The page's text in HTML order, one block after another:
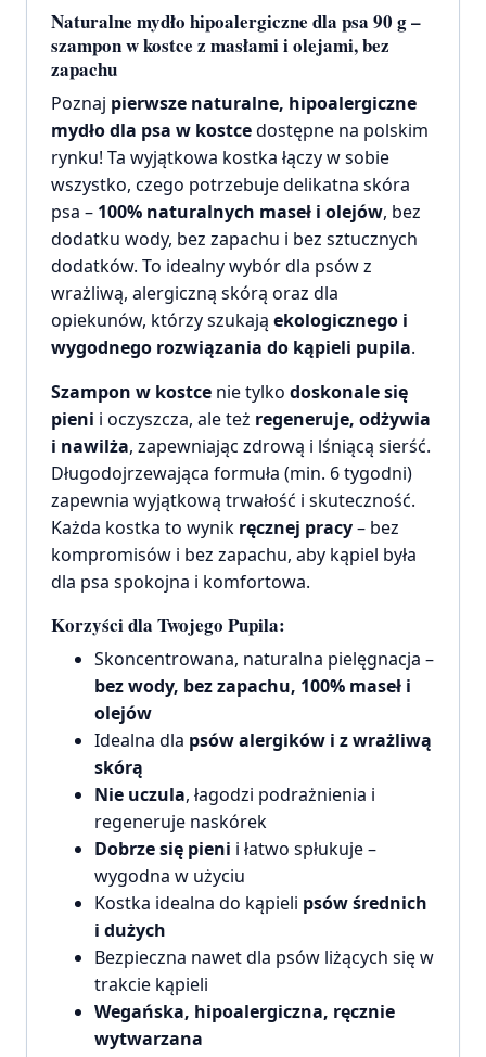
Naturalne mydło hipoalergiczne dla psa 90 g –
szampon w kostce z masłami i olejami, bez
zapachu
Poznaj pierwsze naturalne, hipoalergiczne
mydło dla psa w kostcedostępne na polskim
rynku! Ta wyjątkowa kostka łączy w sobie
wszystko, czego potrzebuje delikatna skóra
psa – 100% naturalnych maseł i olejów, bez
dodatku wody, bez zapachu i bez sztucznych
dodatków. To idealny wybór dla psów z
wrażliwą, alergiczną skórą oraz dla
opiekunów, którzy szukają ekologicznego i
wygodnego rozwiązania do kąpieli pupila.
Szampon w kostce nie tylko doskonale się
pieni i oczyszcza, ale też regeneruje, odżywia
i nawilża, zapewniając zdrową i lśniącą sierść.
Długodojrzewająca formuła (min. 6 tygodni)
zapewnia wyjątkową trwałość i skuteczność.
Każda kostka to wynik ręcznej pracy– bez
kompromisów i bez zapachu, aby kąpiel była
dla psa spokojna i komfortowa.
Korzyści dla Twojego Pupila:
Skoncentrowana, naturalna pielęgnacja –
bez wody, bez zapachu, 100% maseł i
olejów
Idealna dla psów alergików i z wrażliwą
skórą
Nie uczula, łagodzi podrażnienia i
regeneruje naskórek
Dobrze się pieni i łatwo spłukuje –
wygodna w użyciu
Kostka idealna do kąpieli psów średnich
i dużych
Bezpieczna nawet dla psów liżących się w
trakcie kąpieli
Wegańska, hipoalergiczna, ręcznie
wytwarzana